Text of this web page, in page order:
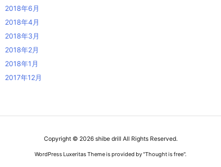
2018年6月
2018年4月
2018年3月
2018年2月
2018年1月
2017年12月
Copyright © 2026 shibe drill All Rights Reserved.
WordPress Luxeritas Theme is provided by "Thought is free".